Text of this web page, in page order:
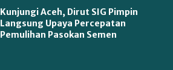
Kunjungi Aceh, Dirut SIG Pimpin
Langsung Upaya Percepatan
Pemulihan Pasokan Semen